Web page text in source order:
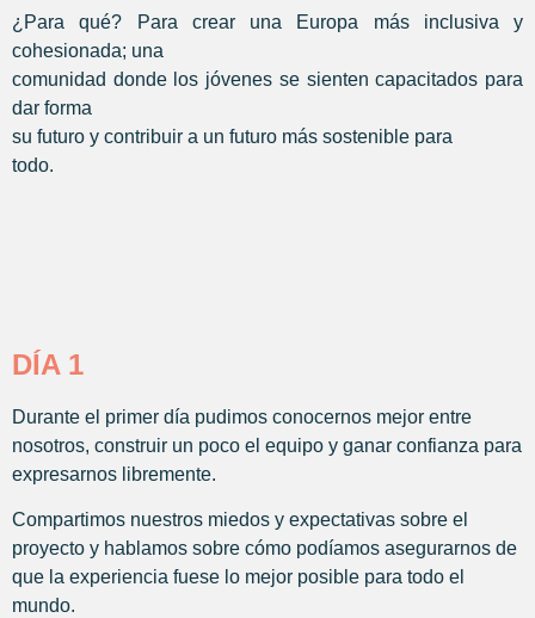
¿Para qué? Para crear una Europa más inclusiva y
cohesionada; una
comunidad donde los jóvenes se sienten capacitados para
dar forma
su futuro y contribuir a un futuro más sostenible para
todo.
DÍA 1
Durante el primer día pudimos conocernos mejor entre
nosotros, construir un poco el equipo y ganar confianza para
expresarnos libremente.
Compartimos nuestros miedos y expectativas sobre el
proyecto y hablamos sobre cómo podíamos asegurarnos de
que la experiencia fuese lo mejor posible para todo el
mundo.